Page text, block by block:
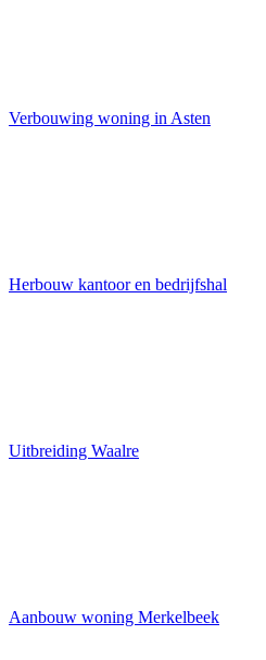
Verbouwing woning in Asten
Herbouw kantoor en bedrijfshal
Uitbreiding Waalre
Aanbouw woning Merkelbeek